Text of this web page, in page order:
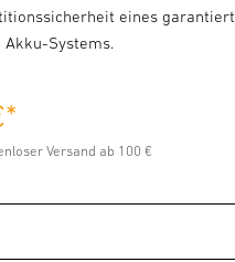
eines garantiert
Systems.
*
Versand ab 100 €